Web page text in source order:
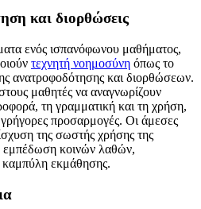
και διορθώσεις
ενός ισπανόφωνου μαθήματος,
τεχνητή νοημοσύνη όπως το
ανατροφοδότησης και διορθώσεων.
μαθητές να αναγνωρίζουν
τη γραμματική και τη χρήση,
γρήγορες προσαρμογές. Οι άμεσες
της σωστής χρήσης της
εμπέδωση κοινών λαθών,
καμπύλη εκμάθησης.